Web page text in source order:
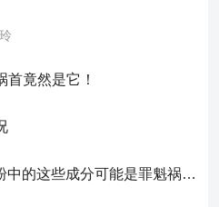
竟然是它！
宝宝胃肠道不适？奶粉中的这些成分可能是罪魁祸首！